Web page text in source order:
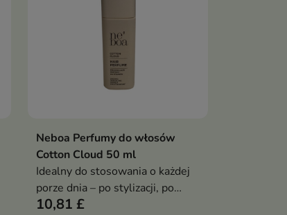
Dodaj do koszyka
Neboa Perfumy do włosów
Cotton Cloud 50 ml
Idealny do stosowania o każdej
porze dnia – po stylizacji, po
treningu lub wtedy, gdy chcesz
10,81 £